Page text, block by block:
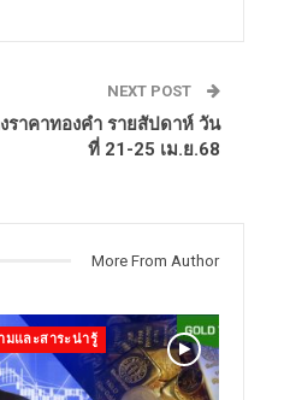
NEXT POST
าคาทองคำ รายสัปดาห์ วัน
ที่ 21-25 เม.ย.68
More From Author
มและสาระน่ารู้